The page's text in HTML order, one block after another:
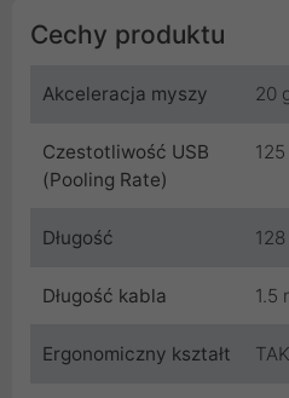
Cechy produktu
Akceleracja myszy 20
Czestotliwość USB
(Pooling Rate)
Długość
Długość kabla 1.5
Ergonomiczny kształt TAK